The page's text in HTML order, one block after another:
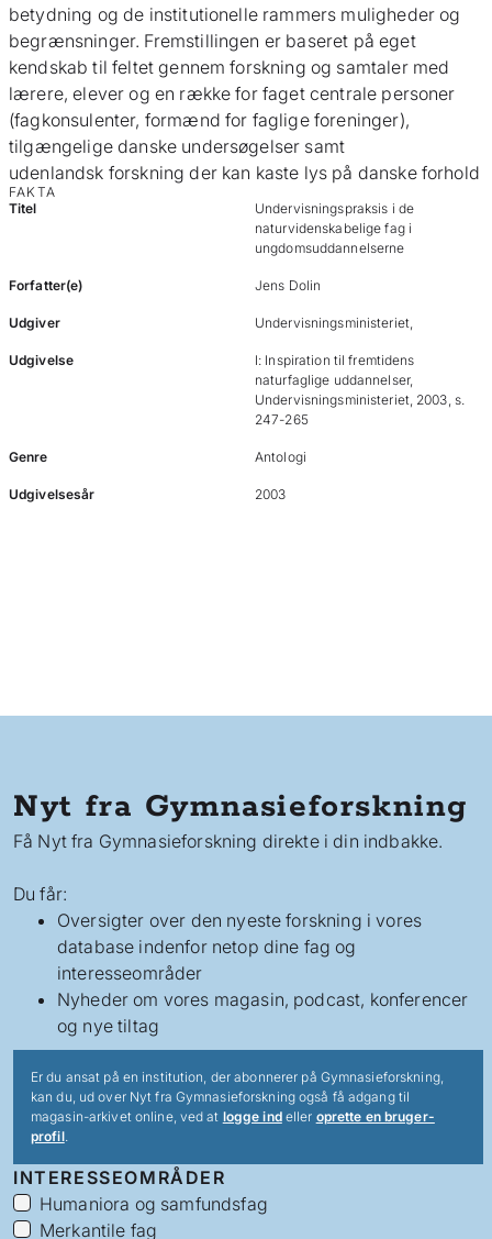
betydning og de institutionelle rammers muligheder og
begrænsninger. Fremstillingen er baseret på eget
kendskab til feltet gennem forskning og samtaler med
lærere, elever og en række for faget centrale personer
(fagkonsulenter, formænd for faglige foreninger),
tilgængelige danske undersøgelser samt
udenlandsk forskning der kan kaste lys på danske forhold
FAKTA
Titel
Undervisningspraksis i de
naturvidenskabelige fag i
ungdomsuddannelserne
Forfatter(e) Jens Dolin
Udgiver Undervisningsministeriet,
Udgivelse
I: Inspiration til fremtidens
naturfaglige uddannelser,
Undervisningsministeriet, 2003, s.
247-265
Genre Antologi
Udgivelsesår 2003
Nyt fra Gymnasieforskning
Få Nyt fra Gymnasieforskning direkte i din indbakke.
Du får:
Oversigter over den nyeste forskning i vores
database indenfor netop dine fag og
interesseområder
Nyheder om vores magasin, podcast, konferencer
og nye tiltag
Er du ansat på en institution, der abonnerer på Gymnasieforskning,
kan du, ud over Nyt fra Gymnasieforskning også få adgang til
magasin-arkivet online, ved at logge indeller oprette en bruger-
profil.
INTERESSEOMRÅDER
Humaniora og samfundsfag
Merkantile fag